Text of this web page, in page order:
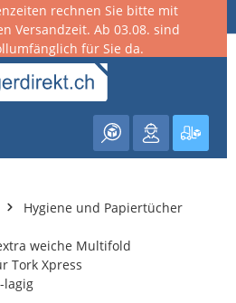
rechnen Sie bitte mit
Versandzeit. Ab 03.08. sind
für Sie da.
Hygiene und Papiertücher
weiche Multifold
Tork Xpress
lagig